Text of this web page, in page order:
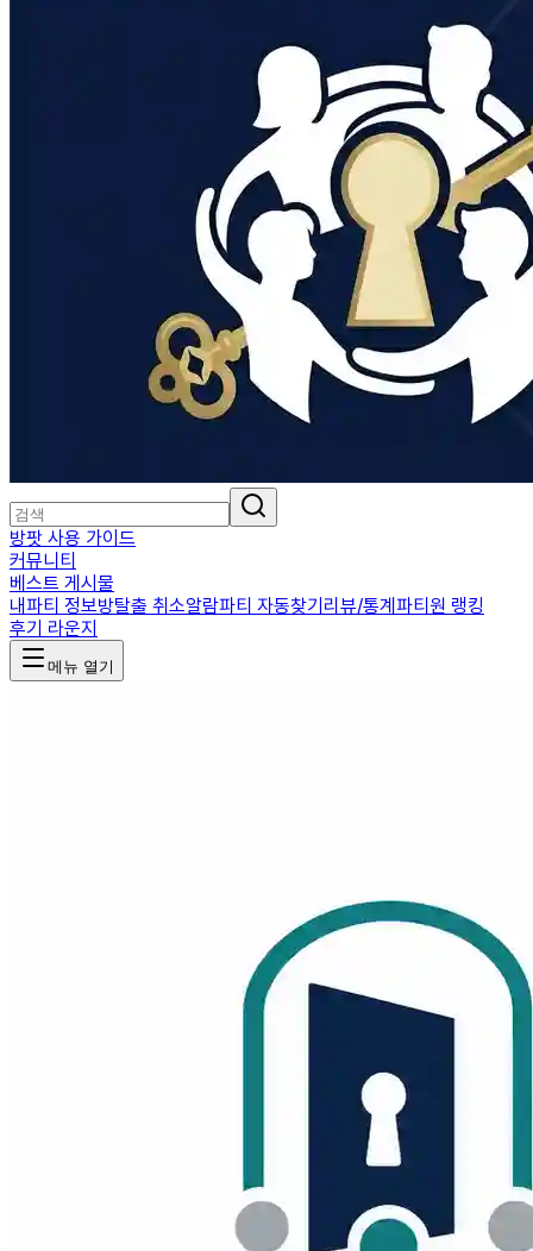
방팟 사용 가이드
커뮤니티
베스트 게시물
내파티 정보방탈출 취소알람파티 자동찾기리뷰/통계파티원 랭킹
후기 라운지
메뉴 열기